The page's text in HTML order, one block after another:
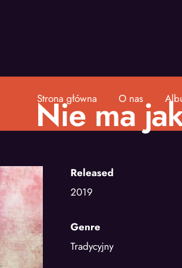
Strona główna O nas
Nie ma
Released
2019
Genre
Tradycyjny